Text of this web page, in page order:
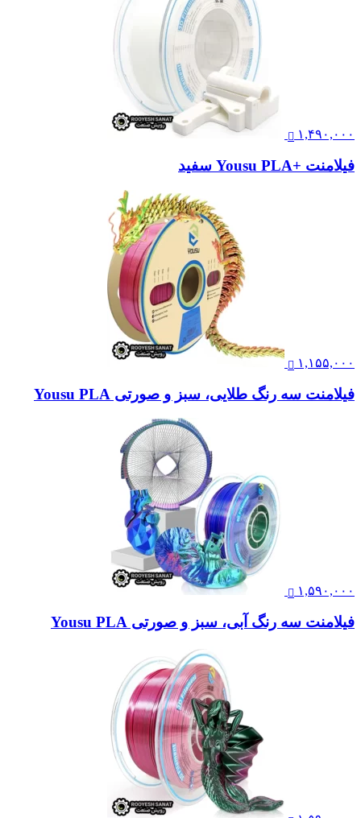
۱,۴۹۰,۰۰۰
فیلامنت +Yousu PLA سفید
۱,۱۵۵,۰۰۰
فیلامنت سه رنگ طلایی، سبز و صورتی Yousu PLA
۱,۵۹۰,۰۰۰
فیلامنت سه رنگ آبی، سبز و صورتی Yousu PLA